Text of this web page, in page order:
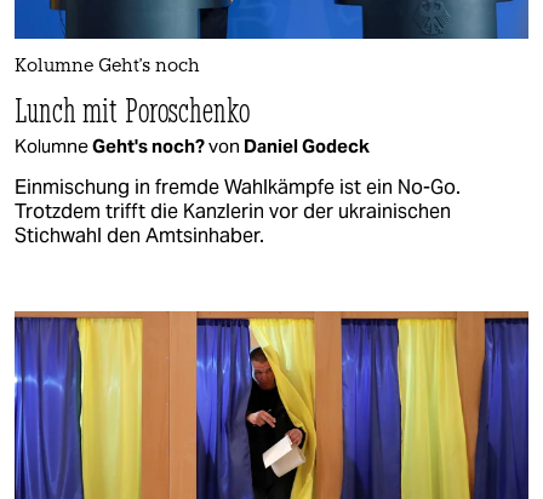
Kolumne Geht's noch
Lunch mit Poroschenko
KolumneGeht's noch?von Daniel Godeck
Einmischung in fremde Wahlkämpfe ist ein No-Go.
Trotzdem trifft die Kanzlerin vor der ukrainischen
Stichwahl den Amtsinhaber.